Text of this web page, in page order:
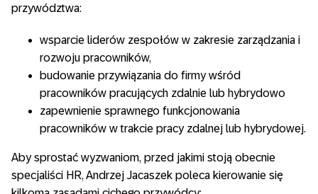
przywództwa:
wsparcie liderów zespołów w zakresie zarządzania i
rozwoju pracowników,
budowanie przywiązania do firmy wśród
pracowników pracujących zdalnie lub hybrydowo
zapewnienie sprawnego funkcjonowania
pracowników w trakcie pracy zdalnej lub hybrydowej.
Aby sprostać wyzwaniom, przed jakimi stoją obecnie
specjaliści HR, Andrzej Jacaszek poleca kierowanie się